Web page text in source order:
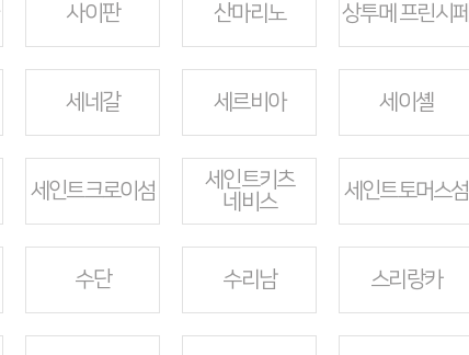
사이판 산마리노 상투메 프린시페
세네갈 세르비아 세이셸
세인트크로이섬
세인트키츠
네비스
세인트토머스섬
수단 수리남 스리랑카